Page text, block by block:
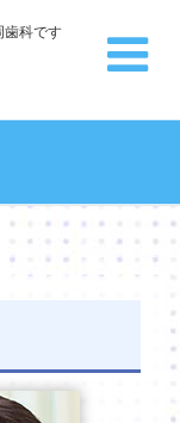
歯科です